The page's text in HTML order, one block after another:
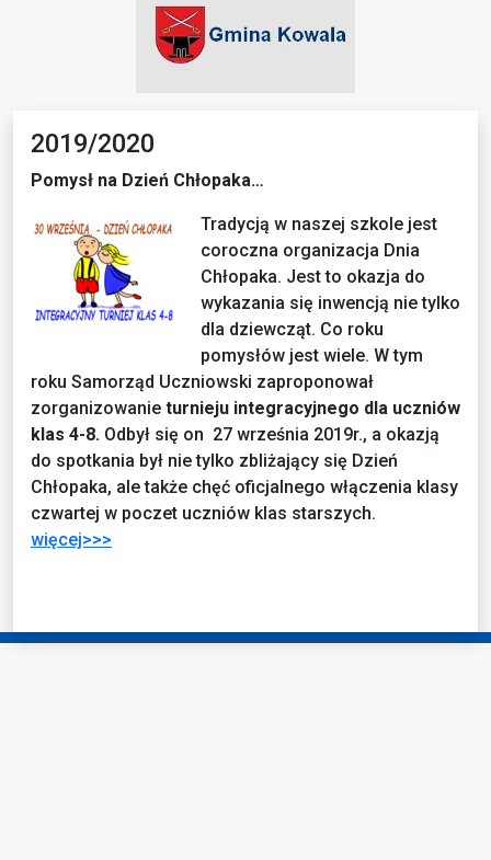
2019/2020
Pomysł na Dzień Chłopaka…
Tradycją w naszej szkole jest
coroczna organizacja Dnia
Chłopaka. Jest to okazja do
wykazania się inwencją nie tylko
dla dziewcząt. Co roku
pomysłów jest wiele. W tym
roku Samorząd Uczniowski zaproponował
zorganizowanie turnieju integracyjnego dla uczniów
klas 4-8. Odbył się on 27 września 2019r., a okazją
do spotkania był nie tylko zbliżający się Dzień
Chłopaka, ale także chęć oficjalnego włączenia klasy
czwartej w poczet uczniów klas starszych.
więcej>>>